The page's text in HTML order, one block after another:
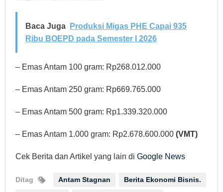
Baca Juga
Produksi Migas PHE Capai 935
Ribu BOEPD pada Semester I 2026
– Emas Antam 100 gram: Rp268.012.000
– Emas Antam 250 gram: Rp669.765.000
– Emas Antam 500 gram: Rp1.339.320.000
– Emas Antam 1.000 gram: Rp2.678.600.000 (VMT)
Cek Berita dan Artikel yang lain di Google News
Ditag Antam Stagnan Berita Ekonomi Bisnis.